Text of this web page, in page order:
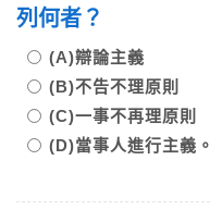
列何者？
(A)辯論主義
(B)不告不理原則
(C)一事不再理原則
(D)當事人進行主義。